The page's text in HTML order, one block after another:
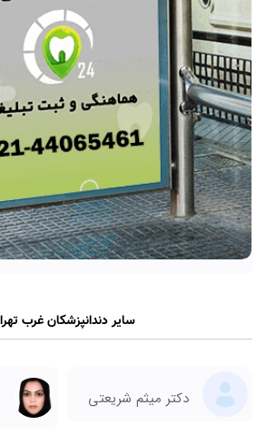
سایر دندانپزشکان غرب
دکتر میثم شریعتی